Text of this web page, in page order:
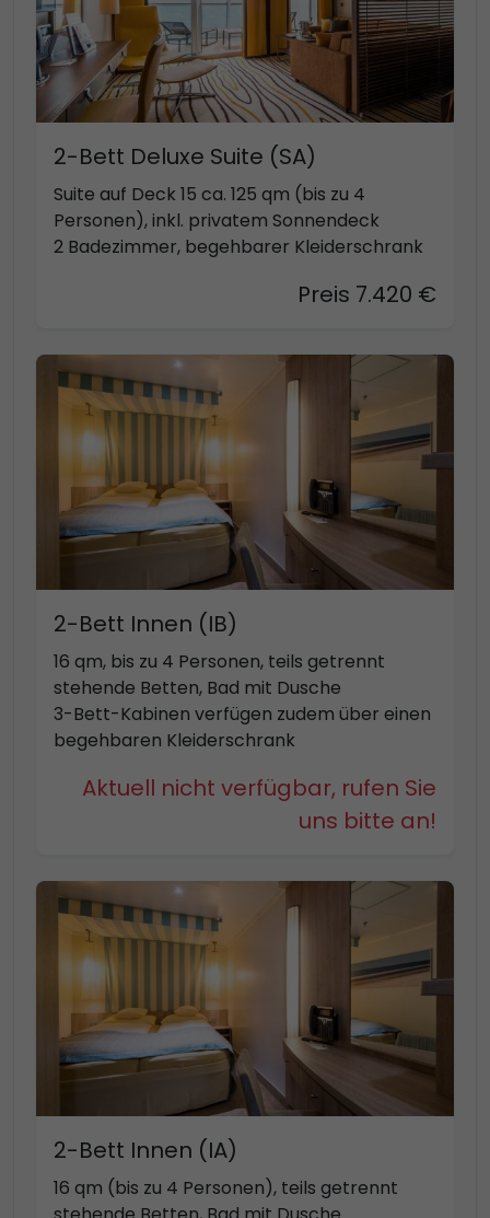
2-Bett Deluxe Suite (SA)
Suite auf Deck 15 ca. 125 qm (bis zu 4
Personen), inkl. privatem Sonnendeck
2 Badezimmer, begehbarer Kleiderschrank
Preis 7.420 €
2-Bett Innen (IB)
16 qm, bis zu 4 Personen, teils getrennt
stehende Betten, Bad mit Dusche
3-Bett-Kabinen verfügen zudem über einen
begehbaren Kleiderschrank
Aktuell nicht verfügbar, rufen Sie
uns bitte an!
2-Bett Innen (IA)
16 qm (bis zu 4 Personen), teils getrennt